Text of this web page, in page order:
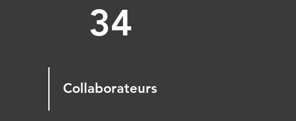
34
Collaborateurs